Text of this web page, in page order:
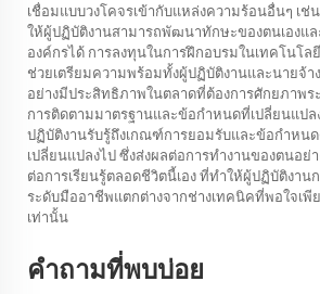
เชื่อมแบบวงโคจรเข้ากับแหล่งความร้อนอื่นๆ เช่น
ให้ผู้ปฏิบัติงานสามารถพัฒนาทักษะของตนเองแ
องค์กรได้ การลงทุนในการฝึกอบรมในเทคโนโล
ช่วยเตรียมความพร้อมทั้งผู้ปฏิบัติงานและนายจ้า
อย่างมีประสิทธิภาพในตลาดที่ต้องการศักยภาพ
การติดตามมาตรฐานและข้อกำหนดที่เปลี่ยนแปล
ปฏิบัติงานรับรู้ถึงเกณฑ์การยอมรับและข้อกำหน
เปลี่ยนแปลงไป ซึ่งส่งผลต่อการทำงานของตนอย่
ต่อการเรียนรู้ตลอดชีวิตนี้เอง ที่ทำให้ผู้ปฏิบัติงาน
ระดับมืออาชีพแตกต่างจากช่างเทคนิคที่พอใจเพี
เท่านั้น
คำถามที่พบบ่อย